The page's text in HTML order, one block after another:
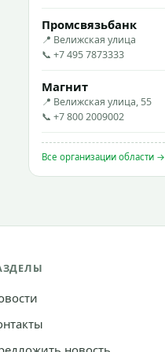
Промсвязьбанк
📍 Велижская улица
📞 +7 495 7873333
Магнит
📍 Велижская улица, 55
📞 +7 800 2009002
Все организации области →